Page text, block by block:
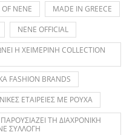
NENE
MADE IN GREECE
NENE OFFICIAL
Η ΧΕΙΜΕΡΙΝΗ COLLECTION
FASHION BRANDS
ΕΤΑΙΡΕΙΕΣ ΜΕ ΡΟΥΧΑ
ΤΗ ΔΙΑΧΡΟΝΙΚΗ
ΣΥΛΛΟΓΗ